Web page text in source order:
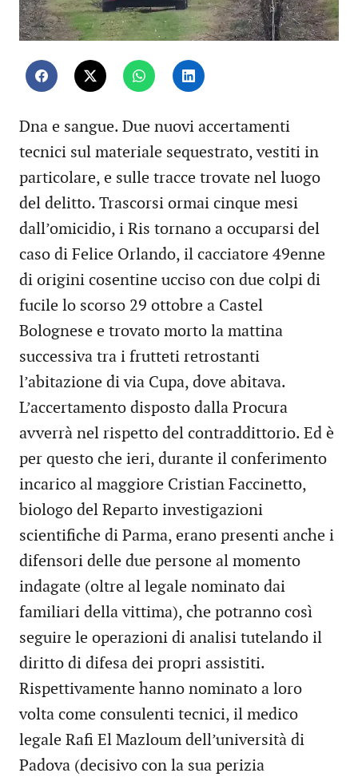
Dna e sangue. Due nuovi accertamenti
tecnici sul materiale sequestrato, vestiti in
particolare, e sulle tracce trovate nel luogo
del delitto. Trascorsi ormai cinque mesi
dall’omicidio, i Ris tornano a occuparsi del
caso di Felice Orlando, il cacciatore 49enne
di origini cosentine ucciso con due colpi di
fucile lo scorso 29 ottobre a Castel
Bolognese e trovato morto la mattina
successiva tra i frutteti retrostanti
l’abitazione di via Cupa, dove abitava.
L’accertamento disposto dalla Procura
avverrà nel rispetto del contraddittorio. Ed è
per questo che ieri, durante il conferimento
incarico al maggiore Cristian Faccinetto,
biologo del Reparto investigazioni
scientifiche di Parma, erano presenti anche i
difensori delle due persone al momento
indagate (oltre al legale nominato dai
familiari della vittima), che potranno così
seguire le operazioni di analisi tutelando il
diritto di difesa dei propri assistiti.
Rispettivamente hanno nominato a loro
volta come consulenti tecnici, il medico
legale Rafi El Mazloum dell’università di
Padova (decisivo con la sua perizia